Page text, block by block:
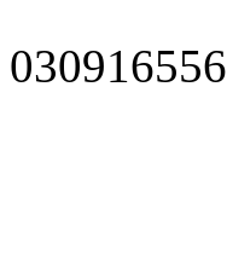
030916556